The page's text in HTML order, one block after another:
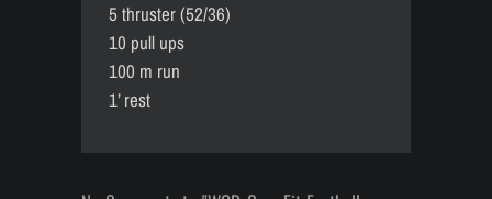
5 thruster (52/36)
10 pull ups
100 m run
1’ rest